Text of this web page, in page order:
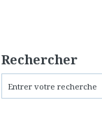
Rechercher